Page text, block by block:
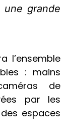
grande
l’ensemble
: mains
de
par les
espaces